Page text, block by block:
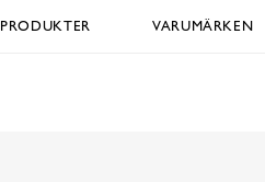
PRODUKTER VARUMÄRKEN